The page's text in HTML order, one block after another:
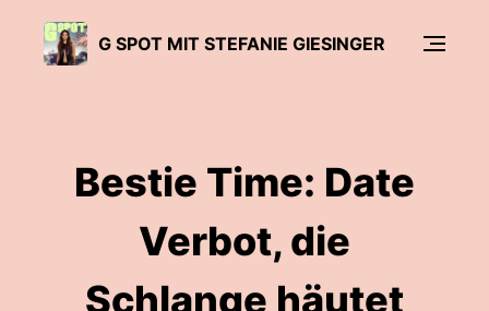
G SPOT MIT STEFANIE GIESINGER
Bestie Time: Date
Verbot, die
Schlange häutet